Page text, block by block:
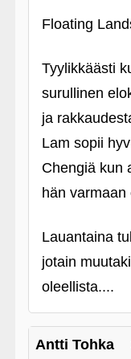
Floating
Tyylikkäästi
surullinen
ja
Lam sopii
Chengiä kun
hän
Lauantaina
jotain
oleellista....
Antti Tohka